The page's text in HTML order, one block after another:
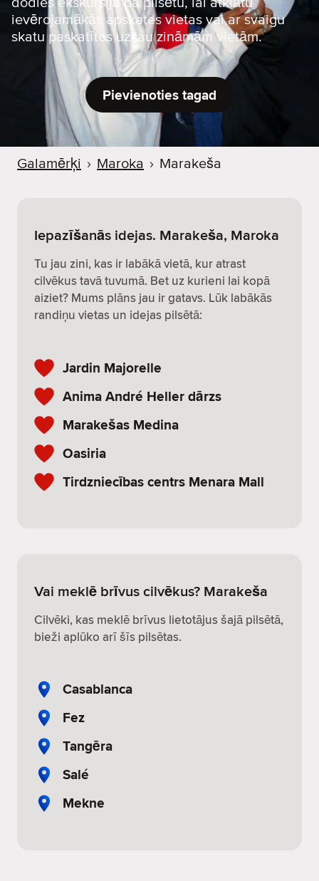
dodies ekskursijā pa pilsētu, lai atklātu
ievērojamākās apskates vietas vai ar svaigu
skatu paskatītos uz jau zināmām vietām.
Pievienoties tagad
Galamērķi › Maroka › Marakeša
Iepazīšanās idejas. Marakeša, Maroka
Tu jau zini, kas ir labākā vietā, kur atrast
cilvēkus tavā tuvumā. Bet uz kurieni lai kopā
aiziet? Mums plāns jau ir gatavs. Lūk labākās
randiņu vietas un idejas pilsētā:
Jardin Majorelle
Anima André Heller dārzs
Marakešas Medina
Oasiria
Tirdzniecības centrs Menara Mall
Vai meklē brīvus cilvēkus? Marakeša
Cilvēki, kas meklē brīvus lietotājus šajā pilsētā,
bieži aplūko arī šīs pilsētas.
Casablanca
Fez
Tangēra
Salé
Mekne